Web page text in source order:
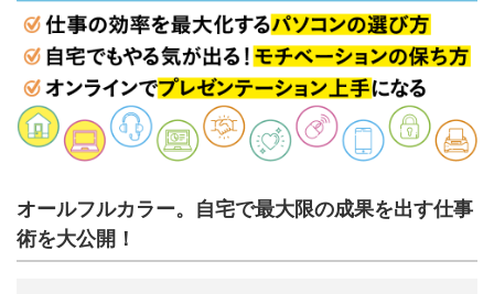
オールフルカラー。自宅で最大限の成果を出す仕事
術を大公開！